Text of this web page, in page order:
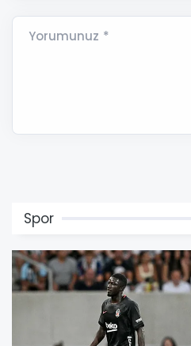
Yorumunuz *
Spor